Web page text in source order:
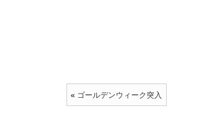
« ゴールデンウィーク突入